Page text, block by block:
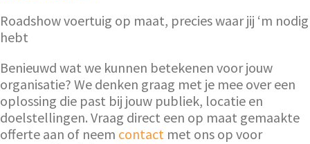
Roadshow voertuig op maat, precies waar jij ‘m nodig
hebt
Benieuwd wat we kunnen betekenen voor jouw
organisatie? We denken graag met je mee over een
oplossing die past bij jouw publiek, locatie en
doelstellingen. Vraag direct een op maat gemaakte
offerte aan of neem contact met ons op voor